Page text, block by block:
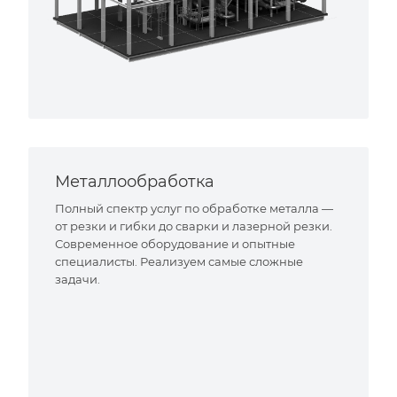
Металлообработка
Полный спектр услуг по обработке металла —
от резки и гибки до сварки и лазерной резки.
Современное оборудование и опытные
специалисты. Реализуем самые сложные
задачи.